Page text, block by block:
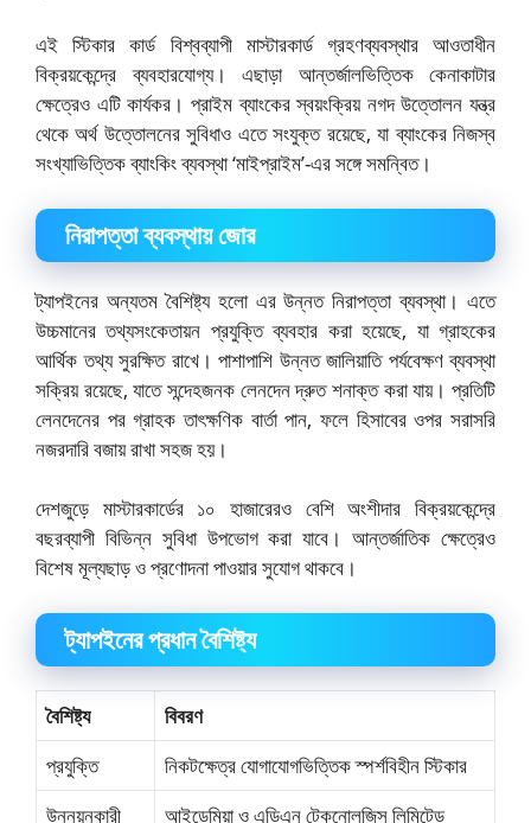
এই স্টিকার কার্ড বিশ্বব্যাপী মাস্টারকার্ড গ্রহণব্যবস্থার আওতাধীন
বিক্রয়কেন্দ্রে ব্যবহারযোগ্য। এছাড়া আন্তর্জালভিত্তিক কেনাকাটার
ক্ষেত্রেও এটি কার্যকর। প্রাইম ব্যাংকের স্বয়ংক্রিয় নগদ উত্তোলন যন্ত্র
থেকে অর্থ উত্তোলনের সুবিধাও এতে সংযুক্ত রয়েছে, যা ব্যাংকের নিজস্ব
সংখ্যাভিত্তিক ব্যাংকিং ব্যবস্থা ‘মাইপ্রাইম’-এর সঙ্গে সমন্বিত।
নিরাপত্তা ব্যবস্থায় জোর
ট্যাপইনের অন্যতম বৈশিষ্ট্য হলো এর উন্নত নিরাপত্তা ব্যবস্থা। এতে
উচ্চমানের তথ্যসংকেতায়ন প্রযুক্তি ব্যবহার করা হয়েছে, যা গ্রাহকের
আর্থিক তথ্য সুরক্ষিত রাখে। পাশাপাশি উন্নত জালিয়াতি পর্যবেক্ষণ ব্যবস্থা
সক্রিয় রয়েছে, যাতে সন্দেহজনক লেনদেন দ্রুত শনাক্ত করা যায়। প্রতিটি
লেনদেনের পর গ্রাহক তাৎক্ষণিক বার্তা পান, ফলে হিসাবের ওপর সরাসরি
নজরদারি বজায় রাখা সহজ হয়।
দেশজুড়ে মাস্টারকার্ডের ১০ হাজারেরও বেশি অংশীদার বিক্রয়কেন্দ্রে
বছরব্যাপী বিভিন্ন সুবিধা উপভোগ করা যাবে। আন্তর্জাতিক ক্ষেত্রেও
বিশেষ মূল্যছাড় ও প্রণোদনা পাওয়ার সুযোগ থাকবে।
ট্যাপইনের প্রধান বৈশিষ্ট্য
বৈশিষ্ট্য
বিবরণ
প্রযুক্তি
নিকটক্ষেত্র যোগাযোগভিত্তিক স্পর্শবিহীন স্টিকার
উন্নয়নকারী
আইডেমিয়া ও এডিএন টেকনোলজিস লিমিটেড